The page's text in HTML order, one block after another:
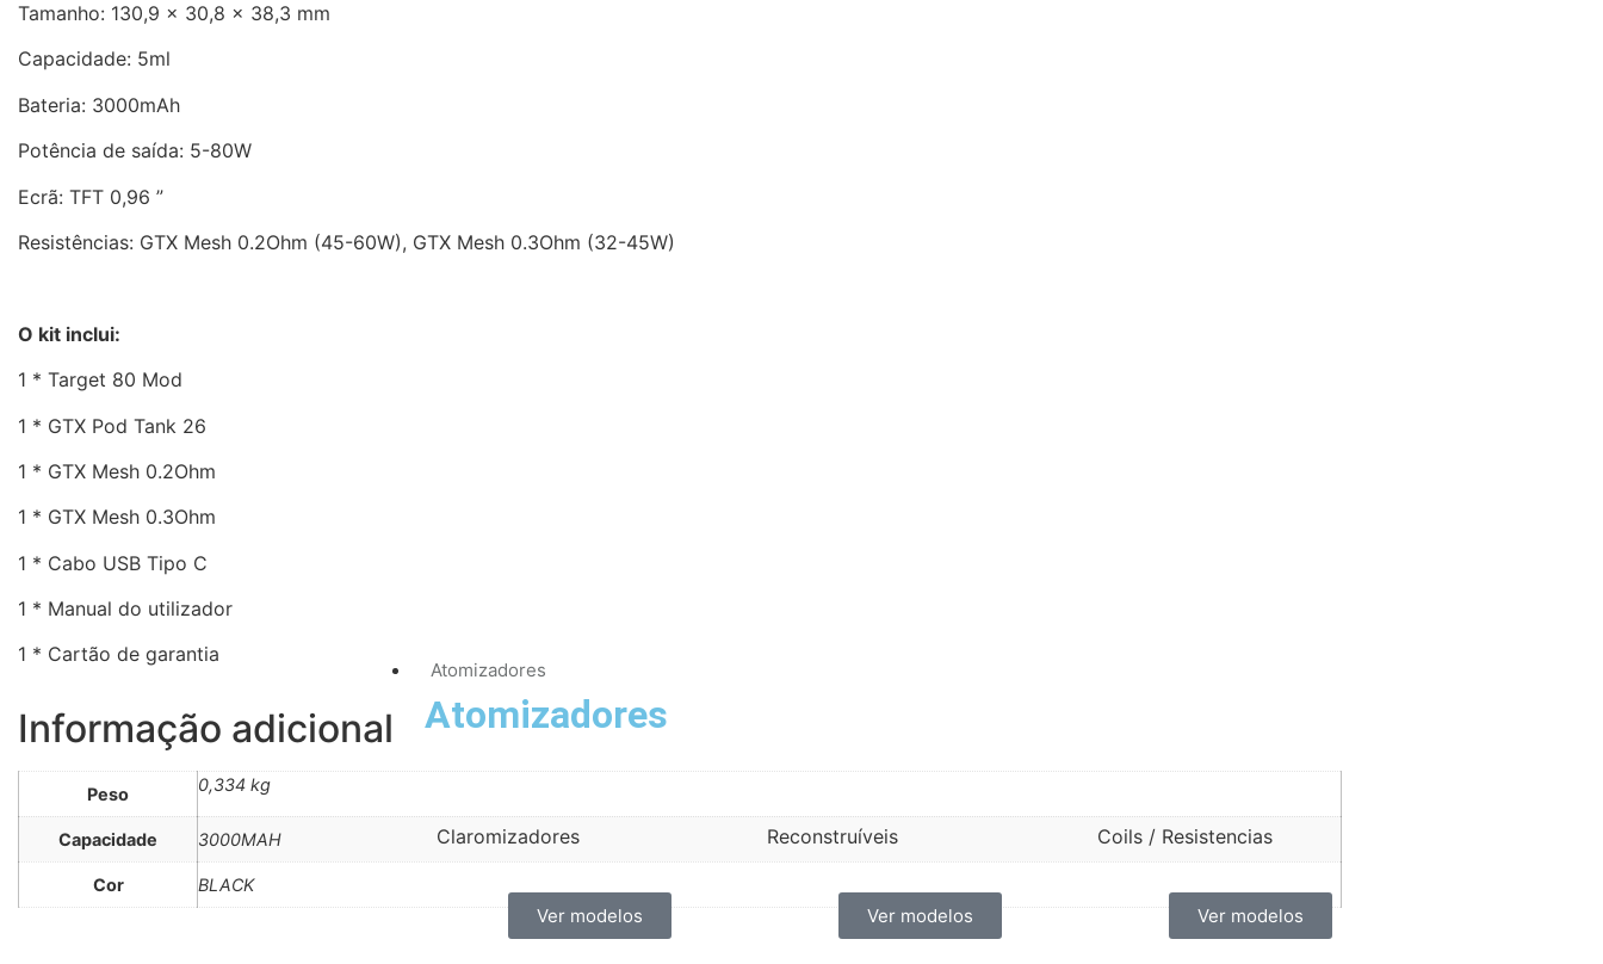
Atomizadores
Atomizadores
Claromizadores
Ver modelos
Reconstruíveis
Ver modelos
Coils / Resistencias
Ver modelos
Tamanho: 130,9 x 30,8 x 38,3 mm
Capacidade: 5ml
Bateria: 3000mAh
Potência de saída: 5-80W
Ecrã: TFT 0,96 ”
Resistências: GTX Mesh 0.2Ohm (45-60W), GTX Mesh 0.3Ohm (32-45W)
O kit inclui:
1 * Target 80 Mod
1 * GTX Pod Tank 26
1 * GTX Mesh 0.2Ohm
1 * GTX Mesh 0.3Ohm
1 * Cabo USB Tipo C
1 * Manual do utilizador
1 * Cartão de garantia
Informação adicional
Peso 0,334 kg
Capacidade 3000MAH
Cor BLACK